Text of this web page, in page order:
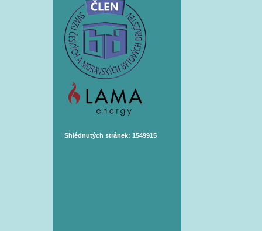
Shlédnutých stránek: 1549915